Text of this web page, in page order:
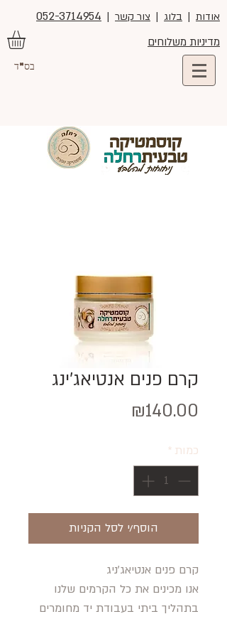
אודות | בלוג | צור קשר |
052-3714954
מדיניות משלוחים
בס"ד
קרם פנים אנטיאג'ינג
₪140.00
כמות *
הוסף/י לסל הקניות
קרם פנים אנטיאג'ניג
אנו מכינים את כל הקרמים שלנו
בתהליך ביתי בעבודת יד מחומרים